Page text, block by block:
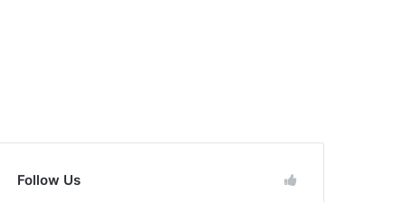
Follow Us